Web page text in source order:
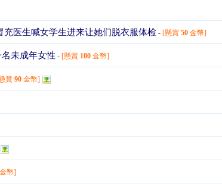
医生喊女学生进来让她们脱衣服体检 - [懸賞50 金幣]
未成年女性 - [懸賞 100 金幣]
賞90 金幣]
金幣]